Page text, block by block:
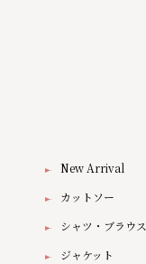
New Arrival
カットソー
シャツ・ブラウス
ジャケット